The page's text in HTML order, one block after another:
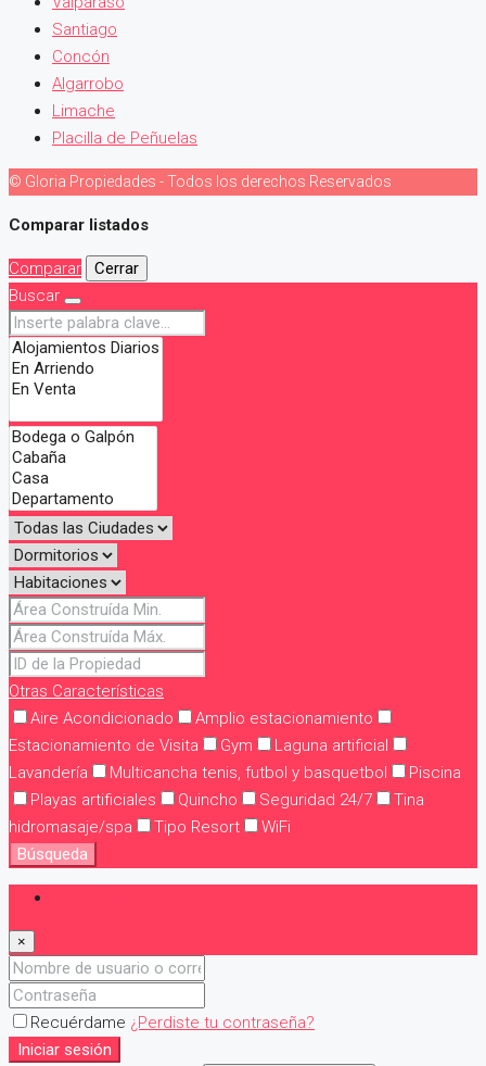
Santiago
Concón
Algarrobo
Limache
Placilla de Peñuelas
© Gloria Propiedades - Todos los derechos Reservados
Comparar listados
Comparar
Cerrar
Buscar
Otras Características
Aire Acondicionado
Amplio estacionamiento
Estacionamiento de Visita
Gym
Laguna artificial
Lavandería
Multicancha tenis, futbol y basquetbol
Piscina
Playas artificiales
Quincho Seguridad 24/7
Tina
hidromasaje/spa
Tipo Resort
WiFi
Búsqueda
×
Recuérdame ¿Perdiste tu contraseña?
Iniciar sesión